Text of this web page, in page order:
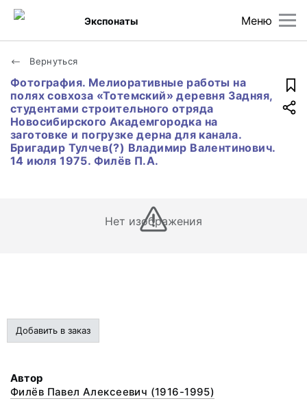
Меню
Экспонаты
Вернуться
Фотография. Мелиоративные работы на
полях совхоза «Тотемский» деревня Задняя,
студентами строительного отряда
Новосибирского Академгородка на
заготовке и погрузке дерна для канала.
Бригадир Тулчев(?) Владимир Валентинович.
14 июля 1975. Филёв П.А.
Нет изображения
Добавить в заказ
Автор
Филёв Павел Алексеевич (1916-1995)